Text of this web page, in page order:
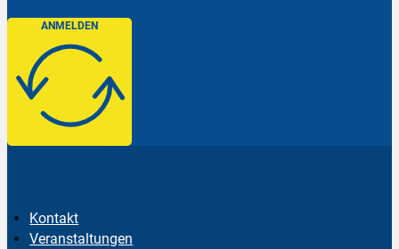
ANMELDEN
Kontakt
Veranstaltungen